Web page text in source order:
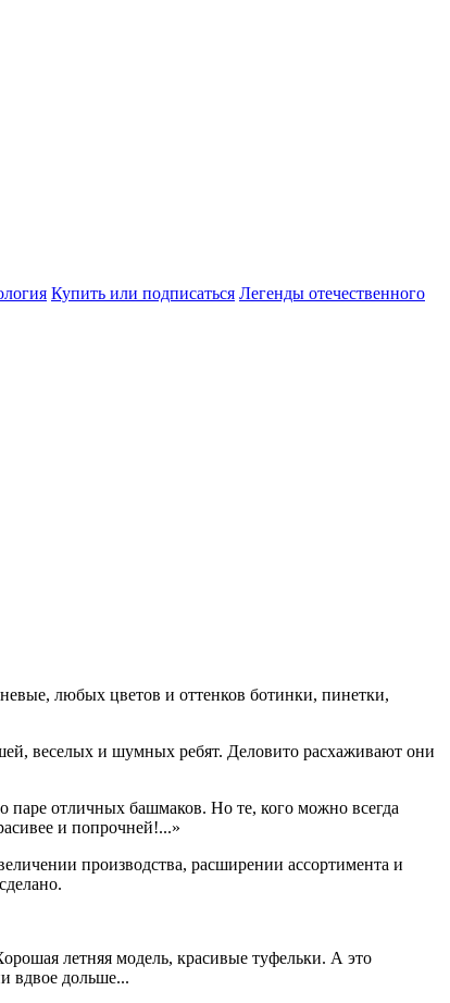
Купить или подписаться Легенды отечественного
любых цветов и оттенков ботинки, пинетки,
веселых и шумных ребят. Деловито расхаживают они
паре отличных башмаков. Но те, кого можно всегда
и попрочней!...»
производства, расширении ассортимента и
летняя модель, красивые туфельки. А это
вдвое дольше...